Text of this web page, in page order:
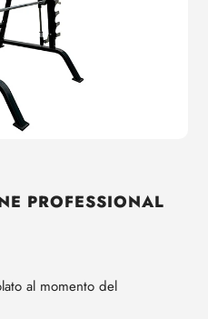
PROFESSIONAL
al momento del